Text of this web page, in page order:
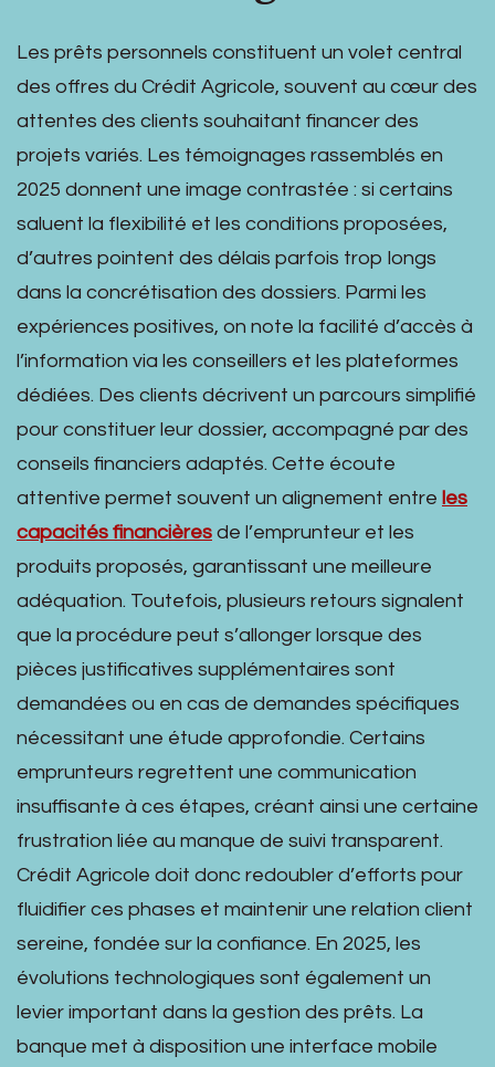
Les prêts personnels constituent un volet central
des offres du Crédit Agricole, souvent au cœur des
attentes des clients souhaitant financer des
projets variés. Les témoignages rassemblés en
2025 donnent une image contrastée : si certains
saluent la flexibilité et les conditions proposées,
d’autres pointent des délais parfois trop longs
dans la concrétisation des dossiers. Parmi les
expériences positives, on note la facilité d’accès à
l’information via les conseillers et les plateformes
dédiées. Des clients décrivent un parcours simplifié
pour constituer leur dossier, accompagné par des
conseils financiers adaptés. Cette écoute
attentive permet souvent un alignement entre les
capacités financières de l’emprunteur et les
produits proposés, garantissant une meilleure
adéquation. Toutefois, plusieurs retours signalent
que la procédure peut s’allonger lorsque des
pièces justificatives supplémentaires sont
demandées ou en cas de demandes spécifiques
nécessitant une étude approfondie. Certains
emprunteurs regrettent une communication
insuffisante à ces étapes, créant ainsi une certaine
frustration liée au manque de suivi transparent.
Crédit Agricole doit donc redoubler d’efforts pour
fluidifier ces phases et maintenir une relation client
sereine, fondée sur la confiance. En 2025, les
évolutions technologiques sont également un
levier important dans la gestion des prêts. La
banque met à disposition une interface mobile